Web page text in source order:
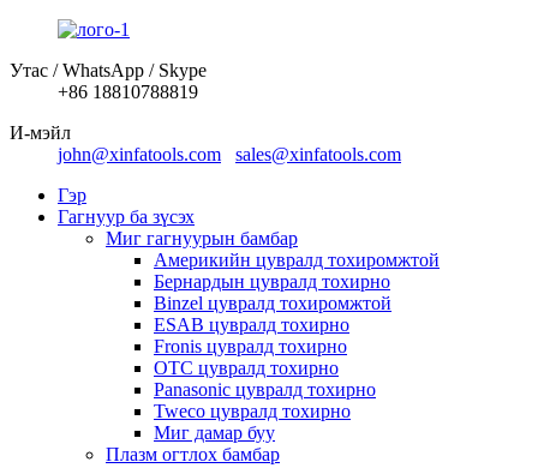
Утас / WhatsApp / Skype
+86 18810788819
И-мэйл
john@xinfatools.com
sales@xinfatools.com
Гэр
Гагнуур ба зүсэх
Миг гагнуурын бамбар
Америкийн цувралд тохиромжтой
Бернардын цувралд тохирно
Binzel цувралд тохиромжтой
ESAB цувралд тохирно
Fronis цувралд тохирно
OTC цувралд тохирно
Panasonic цувралд тохирно
Tweco цувралд тохирно
Миг дамар буу
Плазм огтлох бамбар